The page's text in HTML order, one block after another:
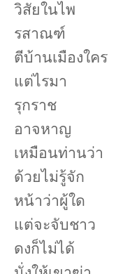
วิสัยในไพ
รสาณฑ์
ตีบ้านเมืองใคร
แต่ไรมา
รุกราช
อาจหาญ
เหมือนท่านว่า
ด้วยไม่รู้จัก
หน้าว่าผู้ใด
แต่จะจับชาว
ดงก็ไม่ได้